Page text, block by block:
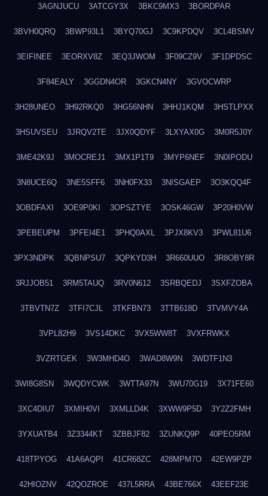
3AGNJUCU 3ATCGY3X 3BKC9MX3 3BORDPAR
3BVH0QRQ 3BWP93L1 3BYQ70GJ 3C9KPDQV 3CL4BSMV
3EIFINEE 3EORXV8Z 3EQ3JWOM 3F09CZ9V 3F1DPDSC
3F84EALY 3GGDN4OR 3GKCN4NY 3GVOCWRP
3H28UNEO 3H92RKQ0 3HG56NHN 3HHJ1KQM 3HSTLPXX
3HSUVSEU 3JRQV2TE 3JX0QDYF 3LXYAX0G 3M0R5J0Y
3ME42K9J 3MOCREJ1 3MX1P1T9 3MYP6NEF 3N0IPODU
3N8UCE6Q 3NE5SFF6 3NH0FX33 3NISGAEP 3O3KQQ4F
3OBDFAXI 3OE9P0KI 3OPSZTYE 3OSK46GW 3P20H0VW
3PEBEUPM 3PFEI4E1 3PHQ0AXL 3PJX8KV3 3PWL81U6
3PX3NDPK 3QBNPSU7 3QPKYD3H 3R660UUO 3R8OBY8R
3RJJOB51 3RM5TAUQ 3RV0N612 3SRBQEDJ 3SXFZOBA
3TBVTN7Z 3TFI7CJL 3TKFBN73 3TTB618D 3TVMVY4A
3VPL82H9 3VS14DKC 3VX5WW8T 3VXFRWKX
3VZRTGEK 3W3MHD4O 3WAD8W9N 3WDTF1N3
3WI8G8SN 3WQDYCWK 3WTTA97N 3WU70G19 3X71FE60
3XC4DIU7 3XMIH0VI 3XMLLD4K 3XWW9P5D 3Y2Z2FMH
3YXUATB4 3Z3344KT 3ZBBJF82 3ZUNKQ9P 40PEO5RM
418TPYOG 41A6AQPI 41CR68ZC 428MPM7O 42EW9PZP
42HIOZNV 42QOZROE 437L5RRA 43BE766X 43EEF23E